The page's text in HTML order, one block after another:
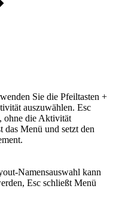
Sie die Pfeiltasten +
auszuwählen. Esc
ohne die Aktivität
das Menü und setzt den
Namensauswahl kann
Esc schließt Menü